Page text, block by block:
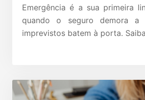
Emergência é a sua primeira
quando o seguro demora
imprevistos batem à porta.